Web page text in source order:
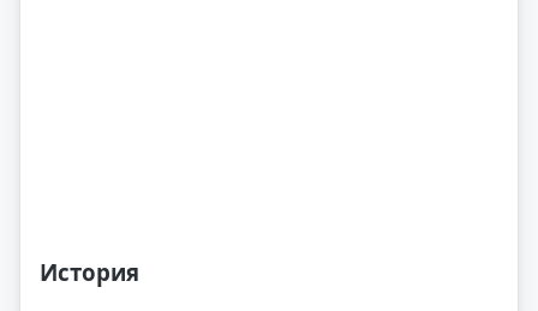
История